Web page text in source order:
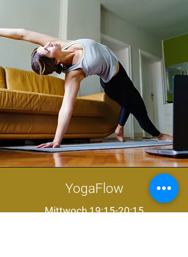
YogaFlow
Mittwoch 19:15-20:15